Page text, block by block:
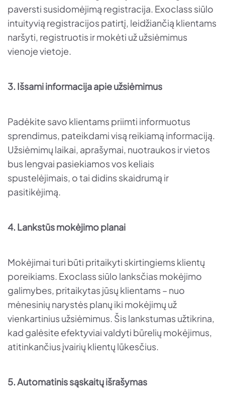
paversti susidomėjimą registracija. Exoclass siūlo
intuityvią registracijos patirtį, leidžiančią klientams
naršyti, registruotis ir mokėti už užsiėmimus
vienoje vietoje.
3. Išsami informacija apie užsiėmimus
Padėkite savo klientams priimti informuotus
sprendimus, pateikdami visą reikiamą informaciją.
Užsiėmimų laikai, aprašymai, nuotraukos ir vietos
bus lengvai pasiekiamos vos keliais
spustelėjimais, o tai didins skaidrumą ir
pasitikėjimą.
4. Lankstūs mokėjimo planai
Mokėjimai turi būti pritaikyti skirtingiems klientų
poreikiams. Exoclass siūlo lanksčias mokėjimo
galimybes, pritaikytas jūsų klientams – nuo
mėnesinių narystės planų iki mokėjimų už
vienkartinius užsiėmimus. Šis lankstumas užtikrina,
kad galėsite efektyviai valdyti būrelių mokėjimus,
atitinkančius įvairių klientų lūkesčius.
5. Automatinis sąskaitų išrašymas